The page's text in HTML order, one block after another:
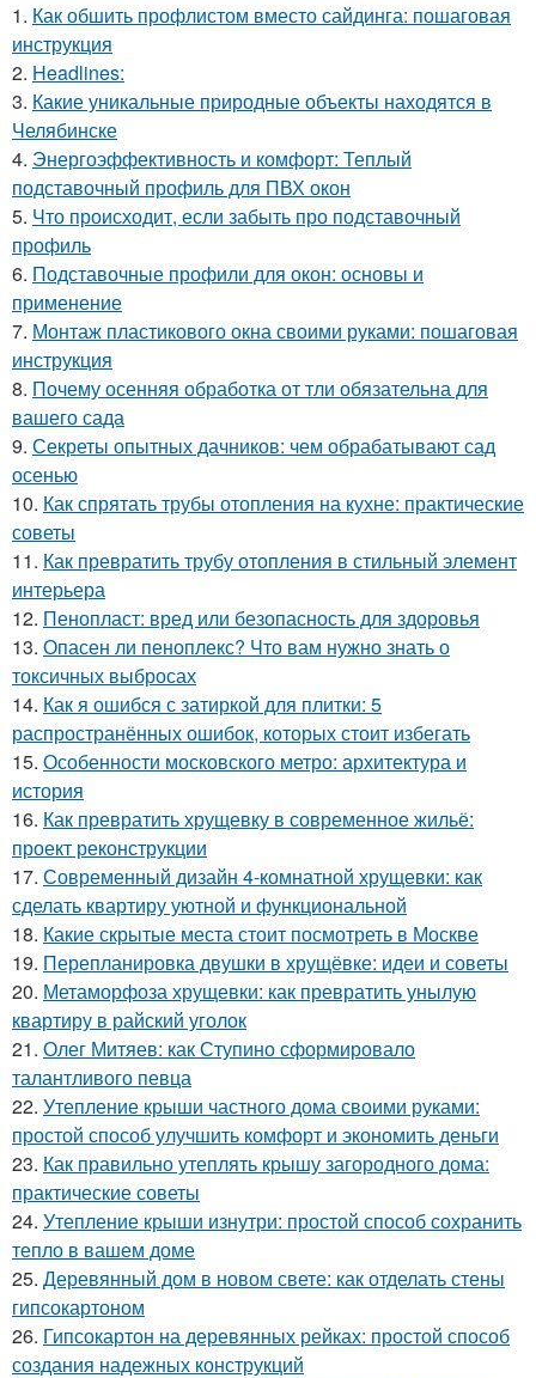
1. Как обшить профлистом вместо сайдинга: пошаговая
инструкция
2. Headlines:
3. Какие уникальные природные объекты находятся в
Челябинске
4. Энергоэффективность и комфорт: Теплый
подставочный профиль для ПВХ окон
5. Что происходит, если забыть про подставочный
профиль
6. Подставочные профили для окон: основы и
применение
7. Монтаж пластикового окна своими руками: пошаговая
инструкция
8. Почему осенняя обработка от тли обязательна для
вашего сада
9. Секреты опытных дачников: чем обрабатывают сад
осенью
10. Как спрятать трубы отопления на кухне: практические
советы
11. Как превратить трубу отопления в стильный элемент
интерьера
12. Пенопласт: вред или безопасность для здоровья
13. Опасен ли пеноплекс? Что вам нужно знать о
токсичных выбросах
14. Как я ошибся с затиркой для плитки: 5
распространённых ошибок, которых стоит избегать
15. Особенности московского метро: архитектура и
история
16. Как превратить хрущевку в современное жильё:
проект реконструкции
17. Современный дизайн 4-комнатной хрущевки: как
сделать квартиру уютной и функциональной
18. Какие скрытые места стоит посмотреть в Москве
19. Перепланировка двушки в хрущёвке: идеи и советы
20. Метаморфоза хрущевки: как превратить унылую
квартиру в райский уголок
21. Олег Митяев: как Ступино сформировало
талантливого певца
22. Утепление крыши частного дома своими руками:
простой способ улучшить комфорт и экономить деньги
23. Как правильно утеплять крышу загородного дома:
практические советы
24. Утепление крыши изнутри: простой способ сохранить
тепло в вашем доме
25. Деревянный дом в новом свете: как отделать стены
гипсокартоном
26. Гипсокартон на деревянных рейках: простой способ
создания надежных конструкций